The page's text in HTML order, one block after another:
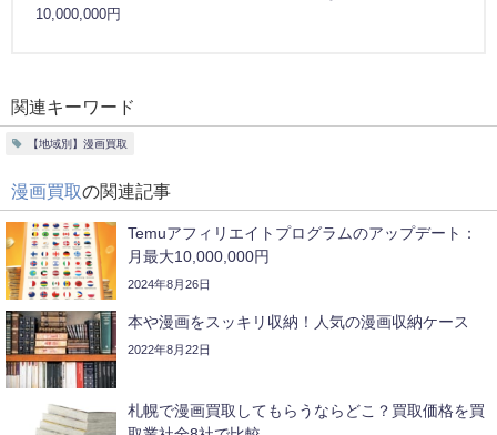
10,000,000円
関連キーワード
【地域別】漫画買取
漫画買取の関連記事
Temuアフィリエイトプログラムのアップデート：
月最大10,000,000円
2024年8月26日
本や漫画をスッキリ収納！人気の漫画収納ケース
2022年8月22日
札幌で漫画買取してもらうならどこ？買取価格を買